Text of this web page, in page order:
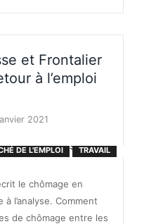
et Frontalier
à l’emploi
2021
DE L'EMPLOI TRAVAIL
le chômage en
l’analyse. Comment
de chômage entre les